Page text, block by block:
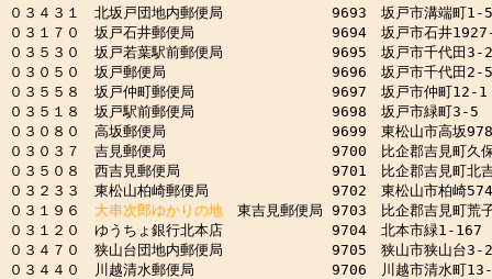
０３４３１　北坂戸団地内郵便局　　　　　　　 9693　坂戸市溝端町
０３１７０　坂戸石井郵便局　　　　　　　　　 9694　坂戸市石井
０３５３０　坂戸若葉駅前郵便局　　　　　　　 9695　坂戸市千代田3-
０３０５０　坂戸郵便局　　　　　　　　　　　 9696　坂戸市千代田
０３５５８　坂戸仲町郵便局　　　　　　　　　 9697　坂戸市仲町12-1
０３５１８　坂戸駅前郵便局　　　　　　　　　 9698　坂戸市緑町3-5
０３０８０　高坂郵便局　　　　　　　　　　　 9699　東松山市高坂
０３０３７　吉見郵便局　　　　　　　　　　　 9700　比企郡吉見町久
０３５０８　西吉見郵便局　　　　　　　　　　 9701　比企郡吉見町北
０３２３３　東松山柏崎郵便局　　　　　　　　 9702　東松山市柏崎
０３１９６ 大串次郎ゆかりの地 東吉見郵便局 9703　比企郡吉見町荒
０３１２０　ゆうちょ銀行北本店　　　　　　　 9704　北本市緑1-167
０３４７０　狭山台団地内郵便局　　　　　　　 9705　狭山市狭山台3-
０３４４０　川越清水郵便局　　　　　　　　　 9706　川越市清水町